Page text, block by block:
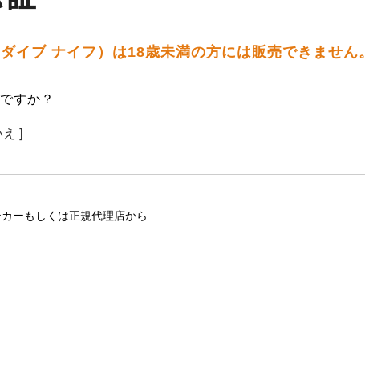
イブ ナイフ）は18歳未満の方には販売できません
すか？
]
ーもしくは正規代理店から